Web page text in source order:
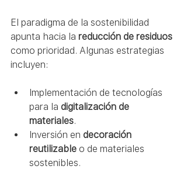
El paradigma de la sostenibilidad
apunta hacia la reducción de residuos
como prioridad. Algunas estrategias
incluyen:
Implementación de tecnologías
para la digitalización de
materiales.
Inversión en decoración
reutilizable o de materiales
sostenibles.